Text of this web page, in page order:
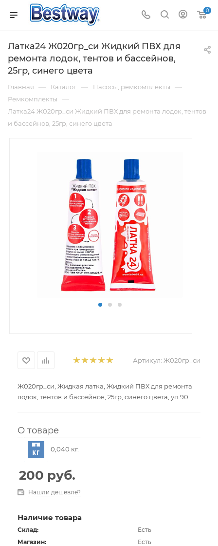
0
Латка24 Ж020гр_си Жидкий ПВХ для
ремонта лодок, тентов и бассейнов,
25гр, синего цвета
Главная — Каталог — Насосы, ремкомплекты —
Ремкомплекты —
Латка24 Ж020гр_си Жидкий ПВХ для ремонта лодок, тентов
и бассейнов, 25гр, синего цвета
Артикул: Ж020гр_си
Ж020гр_си, Жидкая латка, Жидкий ПВХ для ремонта
лодок, тентов и бассейнов, 25гр, синего цвета, уп.90
О товаре
0,040 кг.
200 руб.
Нашли дешевле?
Наличие товара
Склад:
Есть
Магазин:
Есть